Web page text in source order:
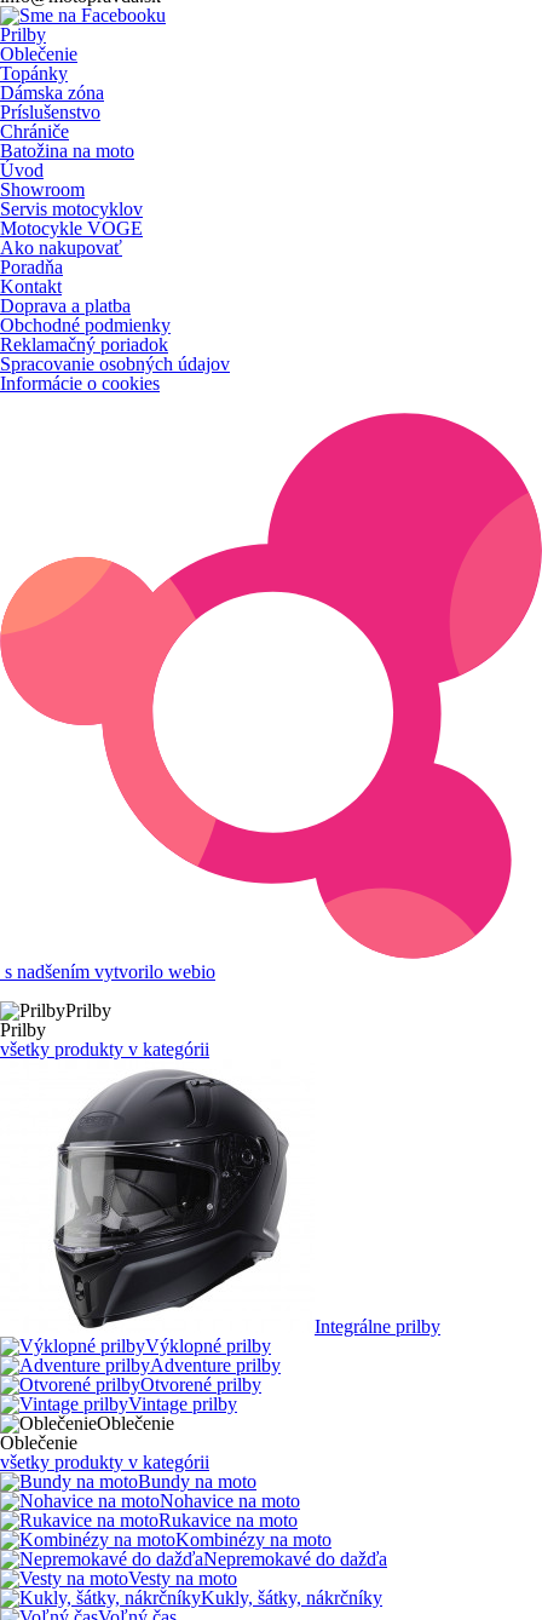
Prilby
Oblečenie
Topánky
Dámska zóna
Príslušenstvo
Chrániče
Batožina na moto
Úvod
Showroom
Servis motocyklov
Motocykle VOGE
Ako nakupovať
Poradňa
Kontakt
Doprava a platba
Obchodné podmienky
Reklamačný poriadok
Spracovanie osobných údajov
Informácie o cookies
s nadšením vytvorilo webio
Prilby
Prilby
všetky produkty v kategórii
Integrálne prilby
Výklopné prilby
Adventure prilby
Otvorené prilby
Vintage prilby
Oblečenie
Oblečenie
všetky produkty v kategórii
Bundy na moto
Nohavice na moto
Rukavice na moto
Kombinézy na moto
Nepremokavé do dažďa
Vesty na moto
Kukly, šátky, nákrčníky